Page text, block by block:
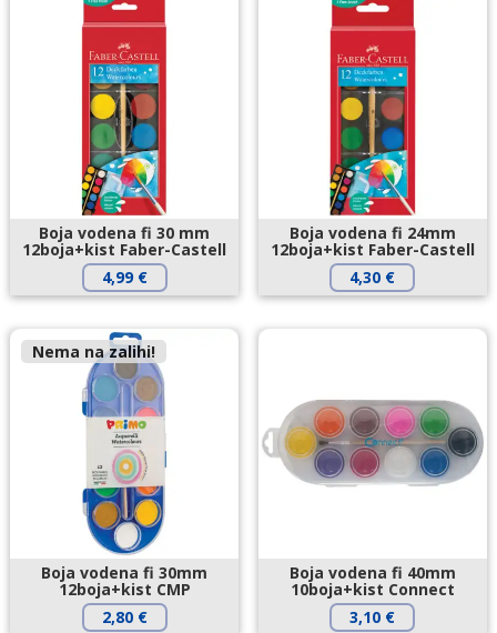
Boja vodena fi 30 mm
12boja+kist Faber-Castell
4,99 €
Boja vodena fi 24mm
12boja+kist Faber-Castell
4,30 €
Nema na zalihi!
Boja vodena fi 30mm
12boja+kist CMP
2,80 €
Boja vodena fi 40mm
10boja+kist Connect
3,10 €